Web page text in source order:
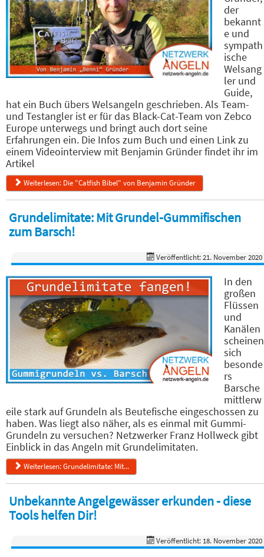
der
bekannt
e und
sympath
ische
Welsang
ler und
Guide,
hat ein Buch übers Welsangeln geschrieben. Als Team-
und Testangler ist er für das Black-Cat-Team von Zebco
Europe unterwegs und bringt auch dort seine
Erfahrungen ein. Die Infos zum Buch und einen Link zu
einem Videointerview mit Benjamin Gründer findet ihr im
Artikel
Weiterlesen: Die "Catfish Bibel" von Benjamin Gründer
Grundelimitate: Mit Grundel-Gummifischen
zum Barsch!
Veröffentlicht: 21. November 2020
In den
großen
Flüssen
und
Kanälen
scheinen
sich
besonde
rs
Barsche
mittlerw
eile stark auf Grundeln als Beutefische eingeschossen zu
haben. Was liegt also näher, als es einmal mit Gummi-
Grundeln zu versuchen? Netzwerker Franz Hollweck gibt
Einblick in das Angeln mit Grundelimitaten.
Weiterlesen: Grundelimitate: Mit...
Unbekannte Angelgewässer erkunden - diese
Tools helfen Dir!
Veröffentlicht: 18. November 2020